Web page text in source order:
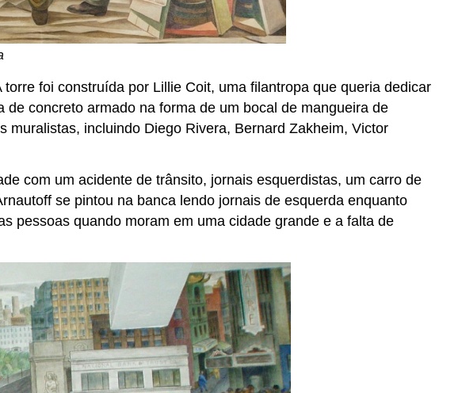
foi construída por Lillie Coit, uma filantropa que queria dedicar
concreto armado na forma de um bocal de mangueira de
incluindo Diego Rivera, Bernard Zakheim, Victor
com um acidente de trânsito, jornais esquerdistas, um carro de
se pintou na banca lendo jornais de esquerda enquanto
pessoas quando moram em uma cidade grande e a falta de